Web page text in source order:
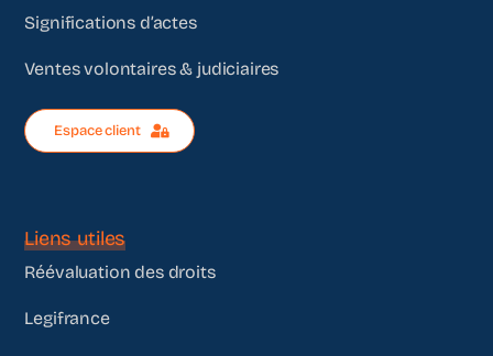
Significations d’actes
Ventes volontaires & judiciaires
Espace client
Liens utiles
Réévaluation des droits
Legifrance